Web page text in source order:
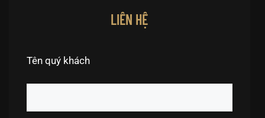
LIÊN HỆ
Tên quý khách